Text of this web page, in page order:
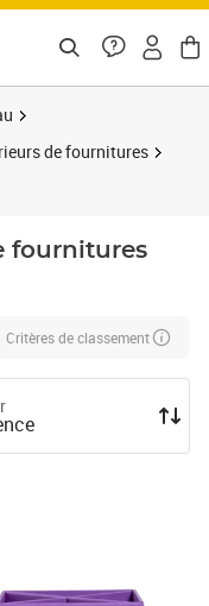
de fournitures
fournitures
Critères de classement